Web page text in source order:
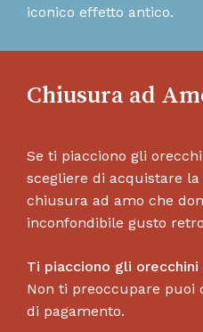
iconico effetto antico.
Chiusura ad
Se ti piacciono gli
scegliere di acquistare
chiusura ad amo che
inconfondibile gusto retro
Ti piacciono gli orecchini
Non ti preoccupare puoi
di pagamento.